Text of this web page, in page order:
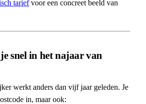
tariefvoor een concreet beeld van
snel in het najaar van
werkt anders dan vijf jaar geleden. Je
in, maar ook: